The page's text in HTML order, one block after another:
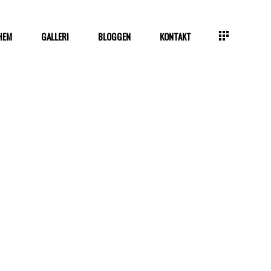
GALLERI BLOGGEN KONTAKT